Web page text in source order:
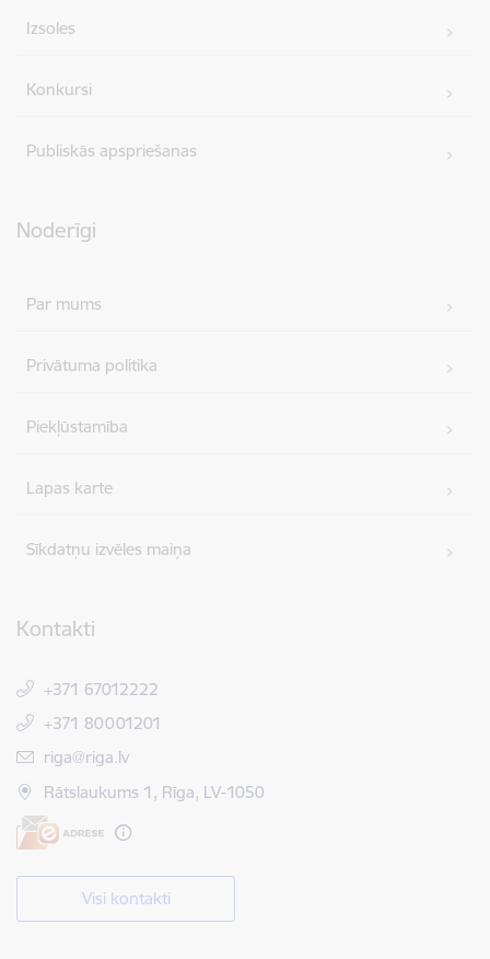
Izsoles
Konkursi
Publiskās apspriešanas
Noderīgi
Par mums
Privātuma politika
Piekļūstamība
Lapas karte
Sīkdatņu izvēles maiņa
Kontakti
+371 67012222
+371 80001201
E-pasts:
riga@riga.lv
Rātslaukums 1, Rīga, LV-1050
Visi kontakti